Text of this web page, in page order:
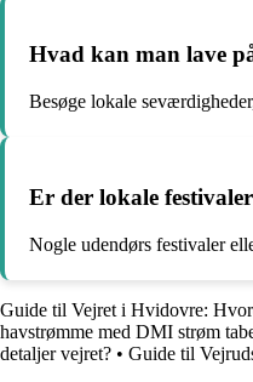
Hvad kan man lave
Besøge lokale
Er der lokale
Nogle udendørs festivaler
Guide til Vejret i Hvidovre:
havstrømme med DMI strøm
detaljer vejret? • Guide til